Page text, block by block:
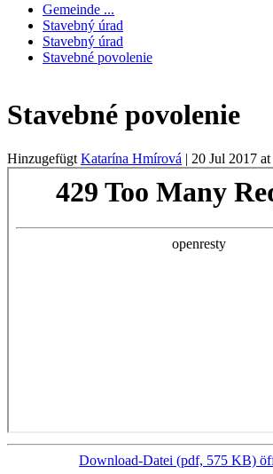
Gemeinde ...
Stavebný úrad
Stavebný úrad
Stavebné povolenie
Stavebné povolenie
Hinzugefügt Katarína Hmírová | 20 Jul 2017
Download-Datei (pdf, 575 KB)